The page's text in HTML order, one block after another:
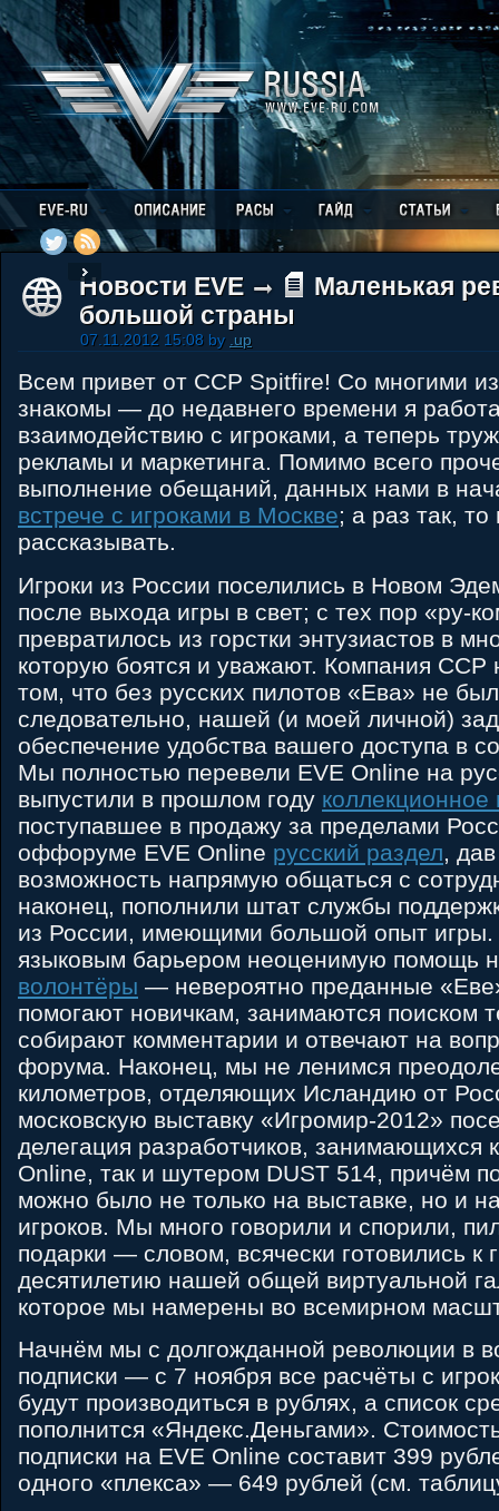
Новости EVE
Маленькая
большой страны
07.11.2012 15:08 by .up
Всем привет от CCP Spitfire! Со многими
знакомы — до недавнего времени я
взаимодействию с игроками, а теперь
рекламы и маркетинга. Помимо всего
выполнение обещаний, данных нами в
встрече с игроками в Москве; а раз так,
рассказывать.
Игроки из России поселились в Новом
после выхода игры в свет; с тех пор «ру-
превратилось из горстки энтузиастов в
которую боятся и уважают. Компания CCP
том, что без русских пилотов «Ева» не
следовательно, нашей (и моей личной)
обеспечение удобства вашего доступа в
Мы полностью перевели EVE Online на
выпустили в прошлом году коллекционное
поступавшее в продажу за пределами
оффоруме EVE Online русский раздел ,
возможность напрямую общаться с
наконец, пополнили штат службы
из России, имеющими большой опыт игры.
языковым барьером неоценимую помощь
волонтёры — невероятно преданные
помогают новичкам, занимаются поиском
собирают комментарии и отвечают на
форума. Наконец, мы не ленимся
километров, отделяющих Исландию от
московскую выставку «Игромир-2012»
делегация разработчиков, занимающихся
Online, так и шутером DUST 514, причём
можно было не только на выставке, но и
игроков. Мы много говорили и спорили,
подарки — словом, всячески готовились к
десятилетию нашей общей виртуальной
которое мы намерены во всемирном
Начнём мы с долгожданной революции в
подписки — с 7 ноября все расчёты с
будут производиться в рублях, а список
пополнится «Яндекс.Деньгами».
подписки на EVE Online составит 399
одного «плекса» — 649 рублей (см.